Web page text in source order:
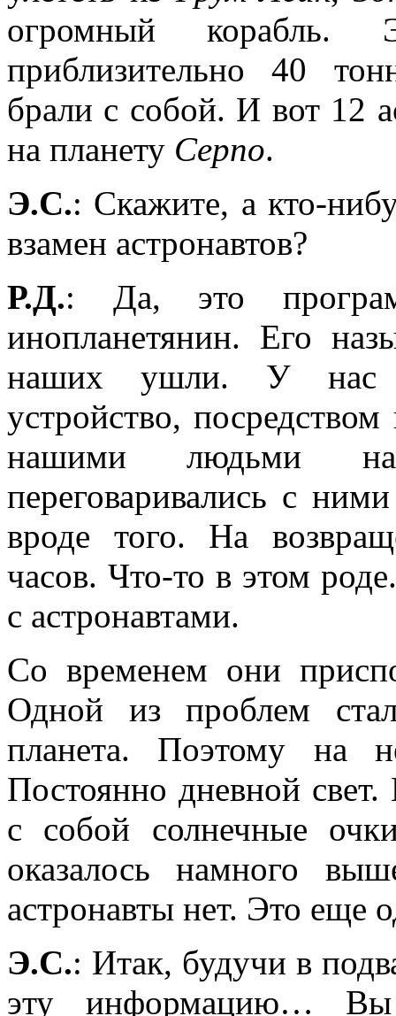
огромный
приблизительно 40
брали с собой. И вот 12
на планету Серпо.
Э.С.: Скажите, а кто-
взамен астронавтов?
Р.Д.: Да, это
инопланетянин. Его
наших ушли. У нас
устройство,
нашими людьми
переговаривались с
вроде того. На
часов. Что-то в этом
с астронавтами.
Со временем они
Одной из проблем
планета. Поэтому на
Постоянно дневной свет.
с собой солнечные
оказалось намного
астронавты нет. Это еще
Э.С.: Итак, будучи в
эту информацию…